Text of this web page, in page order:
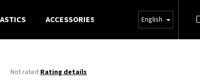
ACCESSORIES English
The
Not rated Rating details
for?